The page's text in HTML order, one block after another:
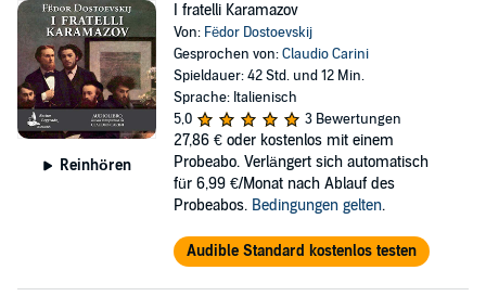
Reinhören
I fratelli Karamazov
Von: Fëdor Dostoevskij
Gesprochen von:Claudio Carini
Spieldauer: 42 Std. und 12 Min.
Sprache: Italienisch
5,0
3 Bewertungen
27,86 € oder kostenlos mit einem
Probeabo. Verlängert sich automatisch
für 6,99 €/Monat nach Ablauf des
Probeabos. Bedingungen gelten.
Audible Standard kostenlos testen